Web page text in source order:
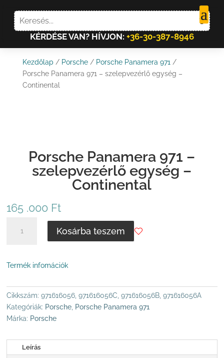
KÉRDÉSE VAN? HÍVJON: +36-30-387-8946
Kezdőlap / Porsche/ Porsche Panamera 971 /
Porsche Panamera 971 – szelepvezérlő egység –
Continental
Porsche Panamera 971 –
szelepvezérlő egység –
Continental
165 .000 Ft
PANAMERA
SZELEPVEZÉRLŐ
-
CONTINENTAL
MENNYISÉG
Kosárba teszem
Termék infomációk
Cikkszám:971616056, 971616056C, 971616056B, 971616056A
Kategóriák: Porsche Porsche Panamera 971
Márka: Porsche
Leírás